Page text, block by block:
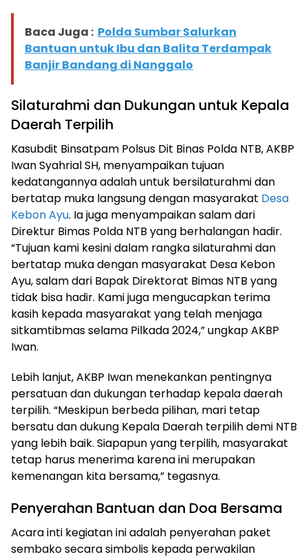
Baca Juga : Polda Sumbar Salurkan
Bantuan untuk Ibu dan Balita Terdampak
Banjir Bandang di Nanggalo
Silaturahmi dan Dukungan untuk Kepala
Daerah Terpilih
Kasubdit Binsatpam Polsus Dit Binas Polda NTB, AKBP
Iwan Syahrial SH, menyampaikan tujuan
kedatangannya adalah untuk bersilaturahmi dan
bertatap muka langsung dengan masyarakat Desa
Kebon Ayu. Ia juga menyampaikan salam dari
Direktur Bimas Polda NTB yang berhalangan hadir.
“Tujuan kami kesini dalam rangka silaturahmi dan
bertatap muka dengan masyarakat Desa Kebon
Ayu, salam dari Bapak Direktorat Bimas NTB yang
tidak bisa hadir. Kami juga mengucapkan terima
kasih kepada masyarakat yang telah menjaga
sitkamtibmas selama Pilkada 2024,” ungkap AKBP
Iwan.
Lebih lanjut, AKBP Iwan menekankan pentingnya
persatuan dan dukungan terhadap kepala daerah
terpilih. “Meskipun berbeda pilihan, mari tetap
bersatu dan dukung Kepala Daerah terpilih demi NTB
yang lebih baik. Siapapun yang terpilih, masyarakat
tetap harus menerima karena ini merupakan
kemenangan kita bersama,” tegasnya.
Penyerahan Bantuan dan Doa Bersama
Acara inti kegiatan ini adalah penyerahan paket
sembako secara simbolis kepada perwakilan